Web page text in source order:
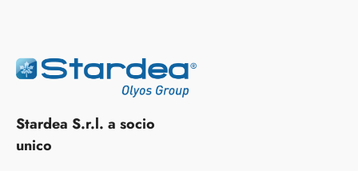
Stardea S.r.l. a socio
unico